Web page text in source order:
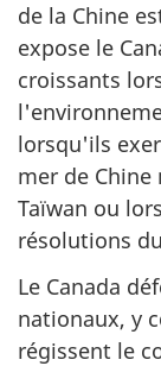
de la Chine
expose le
croissants
lorsqu'ils
mer de
Taïwan ou
résolutions
Le Canada
nationaux, y
régissent le